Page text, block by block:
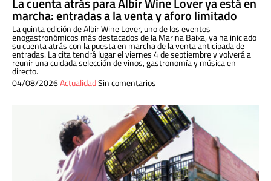
marcha: entradas a la venta y aforo limitado
La quinta edición de Albir Wine Lover, uno de los eventos
enogastronómicos más destacados de la Marina Baixa, ya ha iniciado
su cuenta atrás con la puesta en marcha de la venta anticipada de
entradas. La cita tendrá lugar el viernes 4 de septiembre y volverá a
reunir una cuidada selección de vinos, gastronomía y música en
directo.
04/08/2026ActualidadSin comentarios